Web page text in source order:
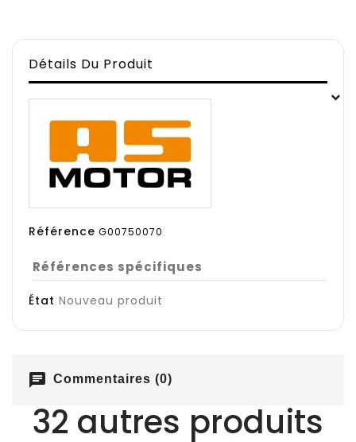
Détails Du Produit
Référence G00750070
Références spécifiques
État Nouveau produit
chat Commentaires (0)
32 autres produits